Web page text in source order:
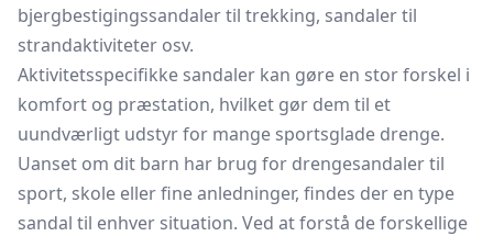
bjergbestigingssandaler til trekking, sandaler til
strandaktiviteter osv.
Aktivitetsspecifikke sandaler kan gøre en stor forskel i
komfort og præstation, hvilket gør dem til et
uundværligt udstyr for mange sportsglade drenge.
Uanset om dit barn har brug for drengesandaler til
sport, skole eller fine anledninger, findes der en type
sandal til enhver situation. Ved at forstå de forskellige